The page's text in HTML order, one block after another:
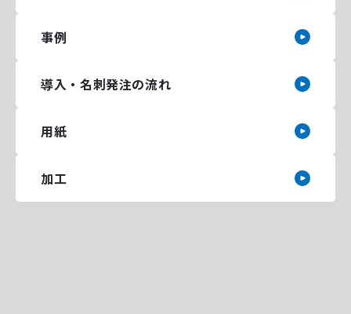
事例
導入・名刺発注の流れ
用紙
加工